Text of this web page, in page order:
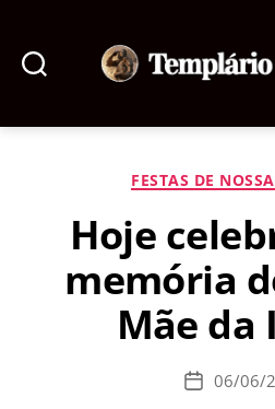
de
FESTAS DE
Hoje
memória
Mãe da
Data06/06/